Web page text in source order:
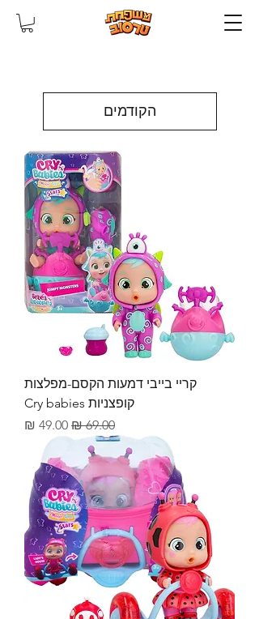
הקודמים
קריי בייבי דמעות הקסם-מפלצות
קופצניות Cry babies
מחיר רגילמחיר מבצע